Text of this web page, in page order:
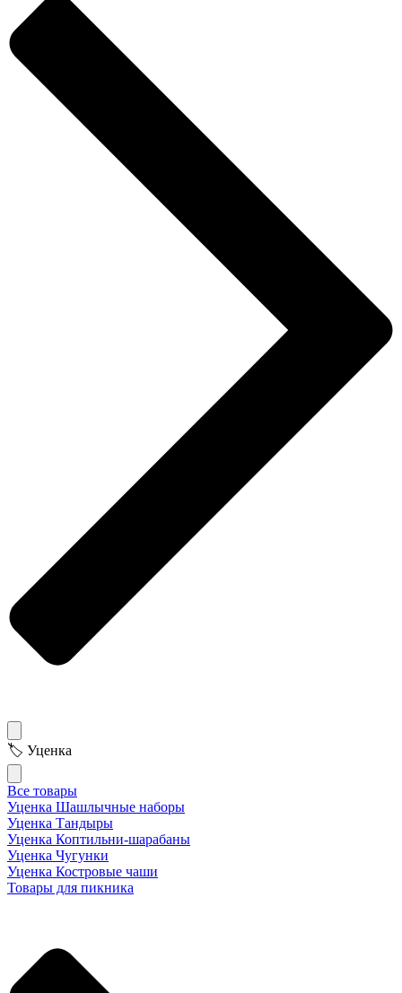
🏷 Уценка
Все товары
Уценка Шашлычные наборы
Уценка Тандыры
Уценка Коптильни-шарабаны
Уценка Чугунки
Уценка Костровые чаши
Товары для пикника